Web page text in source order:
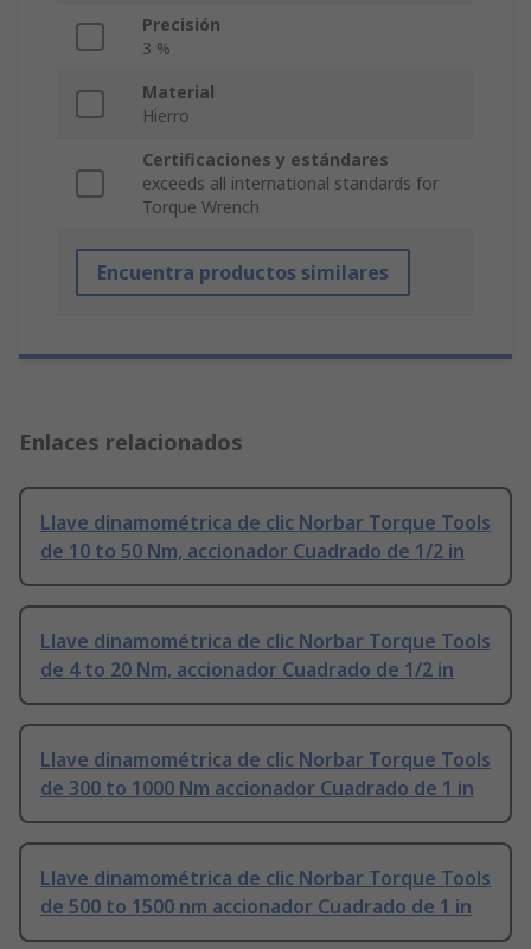
Precisión
3 %
Material
Hierro
Certificaciones y estándares
exceeds all international standards for
Torque Wrench
Encuentra productos similares
Enlaces relacionados
Llave dinamométrica de clic Norbar Torque Tools
de 10 to 50 Nm, accionador Cuadrado de 1/2 in
Llave dinamométrica de clic Norbar Torque Tools
de 4 to 20 Nm, accionador Cuadrado de 1/2 in
Llave dinamométrica de clic Norbar Torque Tools
de 300 to 1000 Nm accionador Cuadrado de 1 in
Llave dinamométrica de clic Norbar Torque Tools
de 500 to 1500 nm accionador Cuadrado de 1 in